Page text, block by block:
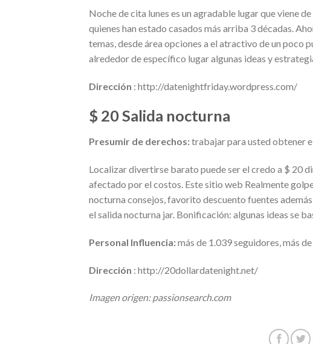
Noche de cita lunes es un agradable lugar que viene
quienes han estado casados más arriba 3 décadas.
temas, desde área opciones a el atractivo de un poco
alrededor de específico lugar algunas ideas y
Dirección : http://datenightfriday.wordpress.com/
$ 20 Salida nocturna
Presumir de derechos:trabajar para usted obtener
Localizar divertirse barato puede ser el credo a $ 20
afectado por el costos. Este sitio web Realmente
nocturna consejos, favorito descuento fuentes
el salida nocturna jar. Bonificación: algunas ideas se
Personal Influencia:más de 1.039 seguidores, más
Dirección : http://20dollardatenight.net/
Imagen origen: passionsearch.com